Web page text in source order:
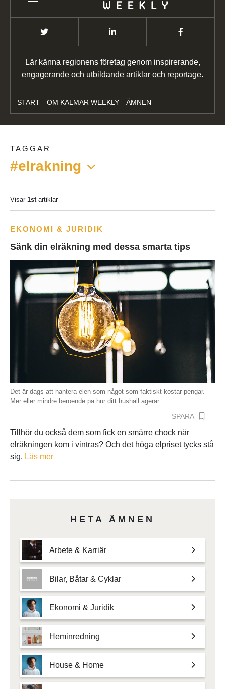
Lär känna regionens företag genom inspirerande,
engagerande och utbildande artiklar och reportage.
START OM KALMAR WEEKLY ÄMNEN
TAGGAR
#elrakning
Visar 1startiklar
EKONOMI & JURIDIK
Sänk din elräkning med dessa smarta tips
Det är dags att hantera elen som något som faktiskt kostar pengar.
Mer eller mindre beroende på hur ditt hushåll agerar.
SPARA
Tillhör du också dem som fick en smärre chock när
elräkningen kom i vintras? Och det höga elpriset tycks stå
sig. Läs mer
HETA ÄMNEN
Arbete & Karriär
Bilar, Båtar & Cyklar
Ekonomi & Juridik
Heminredning
House & Home